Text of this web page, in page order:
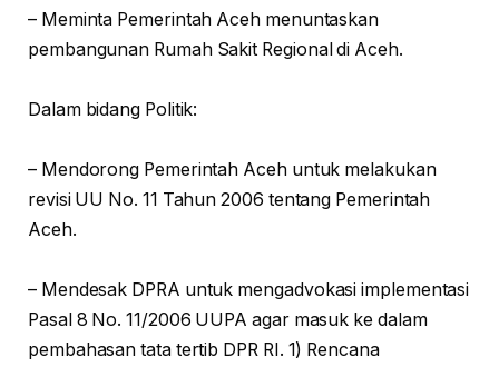
– Meminta Pemerintah Aceh menuntaskan
pembangunan Rumah Sakit Regional di Aceh.
Dalam bidang Politik:
– Mendorong Pemerintah Aceh untuk melakukan
revisi UU No. 11 Tahun 2006 tentang Pemerintah
Aceh.
– Mendesak DPRA untuk mengadvokasi implementasi
Pasal 8 No. 11/2006 UUPA agar masuk ke dalam
pembahasan tata tertib DPR RI. 1) Rencana